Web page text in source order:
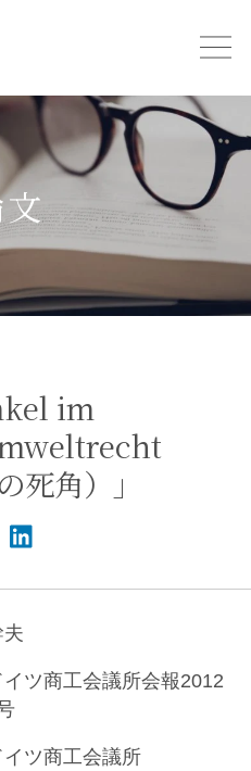
im
死角）」
夫
ツ商工会議所会報2012
ツ商工会議所